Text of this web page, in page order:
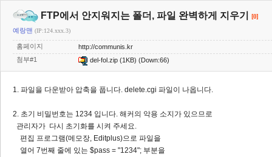
FTP에서 안지워지는 폴더, 파일 완벽하게 지우기
[0]
예랑맨 (IP:124.xxx.3)
홈페이지
http://communis.kr
첨부#1
del-fol.zip (1KB) (Down:66)
1. 파일을 다운받아 압축을 풉니다. delete.cgi 파일이 나옵니다.
2. 초기 비밀번호는 1234 입니다. 해커의 악용 소지가 있으므로
관리자가 다시 초기화를 시켜 주세요.
편집 프로그램(메모장, Editplus)으로 파일을
열어 7번째 줄에 있는 $pass = "1234"; 부분을